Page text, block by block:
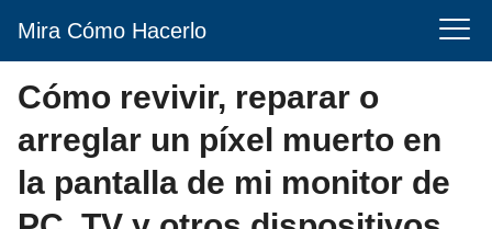
Mira Cómo Hacerlo
Cómo revivir, reparar o
arreglar un píxel muerto en
la pantalla de mi monitor de